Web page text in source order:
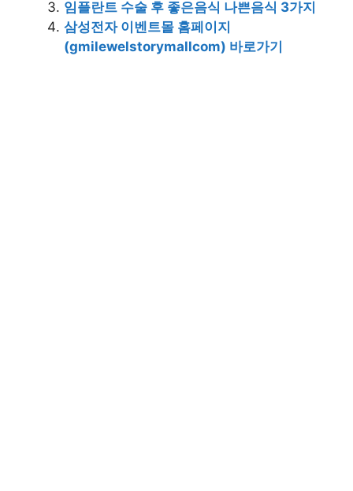
임플란트 수술 후 좋은음식 나쁜음식 3가지
삼성전자 이벤트몰 홈페이지
(gmilewelstorymallcom) 바로가기